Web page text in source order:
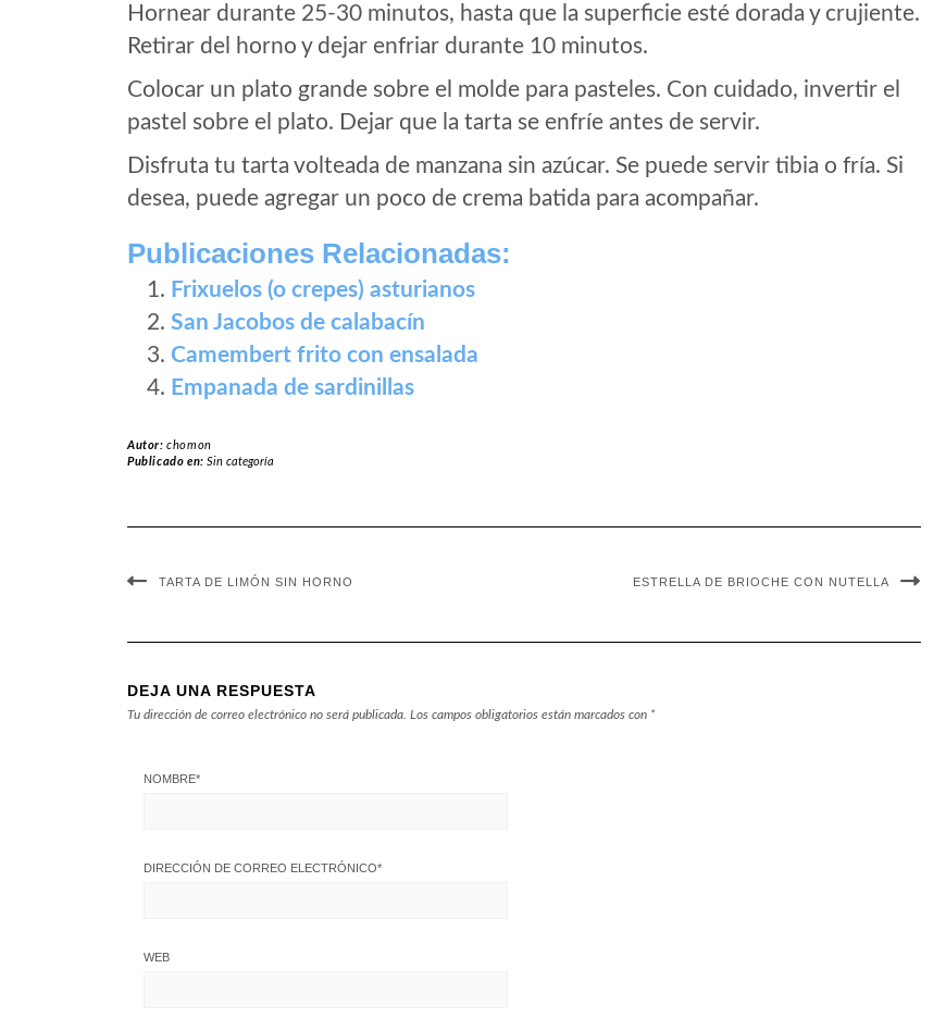
Hornear durante 25-30 minutos, hasta que la superficie esté dorada y crujiente.
Retirar del horno y dejar enfriar durante 10 minutos.
Colocar un plato grande sobre el molde para pasteles. Con cuidado, invertir el
pastel sobre el plato. Dejar que la tarta se enfríe antes de servir.
Disfruta tu tarta volteada de manzana sin azúcar. Se puede servir tibia o fría. Si
desea, puede agregar un poco de crema batida para acompañar.
Publicaciones Relacionadas:
Frixuelos (o crepes) asturianos
San Jacobos de calabacín
Camembert frito con ensalada
Empanada de sardinillas
Autor:chomon
Publicado en:Sin categoría
TARTA DE LIMÓN SIN HORNO ESTRELLA DE BRIOCHE CON NUTELLA
DEJA UNA RESPUESTA
Tu dirección de correo electrónico no será publicada. Los campos obligatorios están marcados con *
NOMBRE*
DIRECCIÓN DE CORREO ELECTRÓNICO*
WEB